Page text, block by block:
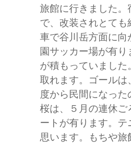
旅館に行きました
で、改装されとて
車で谷川岳方面に
園サッカー場が有
が積もっていまし
取れます。ゴール
度から民間になっ
桜は、５月の連休
ートが有ります。
思います。もちや